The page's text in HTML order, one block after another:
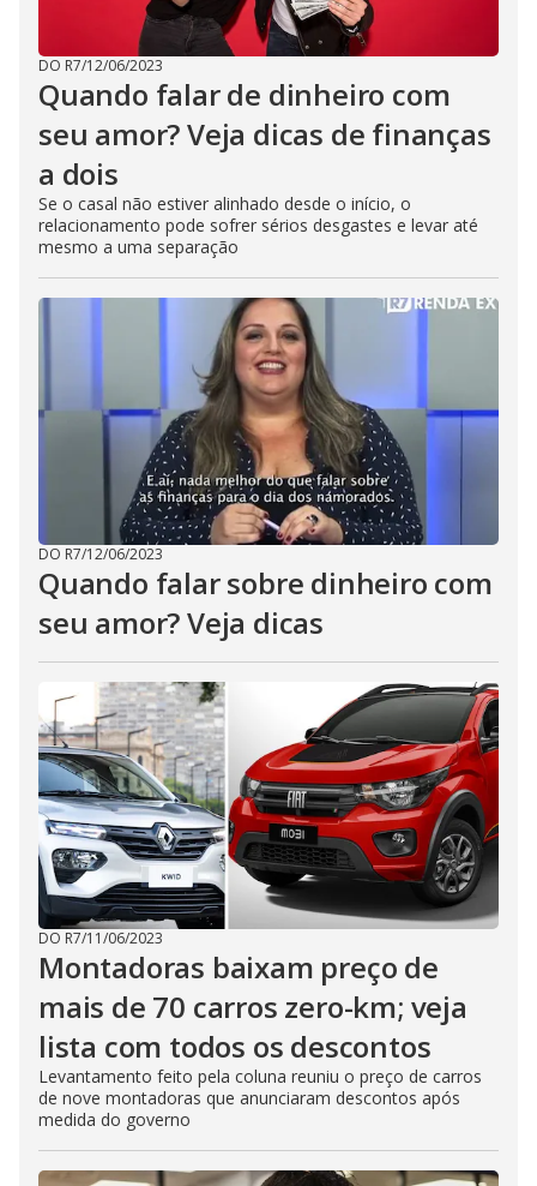
DO R7/12/06/2023
Quando falar de dinheiro com
seu amor? Veja dicas de finanças
a dois
Se o casal não estiver alinhado desde o início, o
relacionamento pode sofrer sérios desgastes e levar até
mesmo a uma separação
DO R7/12/06/2023
Quando falar sobre dinheiro com
seu amor? Veja dicas
DO R7/11/06/2023
Montadoras baixam preço de
mais de 70 carros zero-km; veja
lista com todos os descontos
Levantamento feito pela coluna reuniu o preço de carros
de nove montadoras que anunciaram descontos após
medida do governo